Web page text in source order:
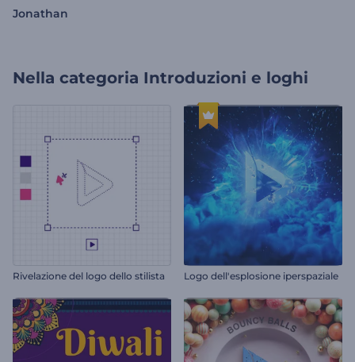
Jonathan
Nella categoria Introduzioni e loghi
Rivelazione del logo dello stilista Logo dell'esplosione iperspaziale